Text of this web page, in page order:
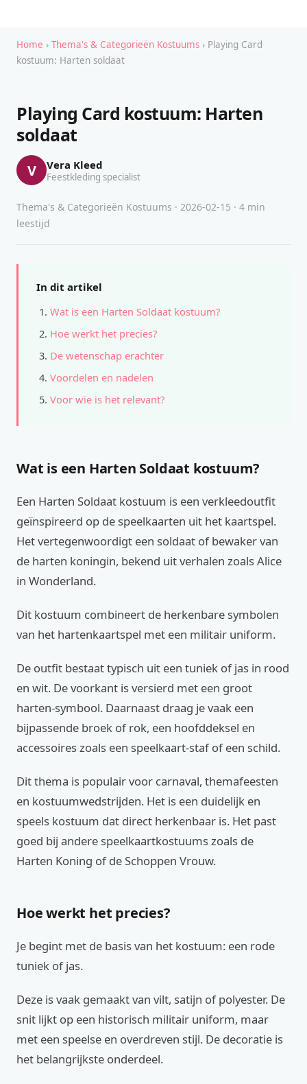
Home › Thema's & Categorieën Kostuums › Playing Card
kostuum: Harten soldaat
Playing Card kostuum: Harten
soldaat
V Vera Kleed
Feestkleding specialist
Thema's & Categorieën Kostuums · 2026-02-15 · 4 min
leestijd
In dit artikel
Wat is een Harten Soldaat kostuum?
Hoe werkt het precies?
De wetenschap erachter
Voordelen en nadelen
Voor wie is het relevant?
Wat is een Harten Soldaat kostuum?
Een Harten Soldaat kostuum is een verkleedoutfit
geïnspireerd op de speelkaarten uit het kaartspel.
Het vertegenwoordigt een soldaat of bewaker van
de harten koningin, bekend uit verhalen zoals Alice
in Wonderland.
Dit kostuum combineert de herkenbare symbolen
van het hartenkaartspel met een militair uniform.
De outfit bestaat typisch uit een tuniek of jas in rood
en wit. De voorkant is versierd met een groot
harten-symbool. Daarnaast draag je vaak een
bijpassende broek of rok, een hoofddeksel en
accessoires zoals een speelkaart-staf of een schild.
Dit thema is populair voor carnaval, themafeesten
en kostuumwedstrijden. Het is een duidelijk en
speels kostuum dat direct herkenbaar is. Het past
goed bij andere speelkaartkostuums zoals de
Harten Koning of de Schoppen Vrouw.
Hoe werkt het precies?
Je begint met de basis van het kostuum: een rode
tuniek of jas.
Deze is vaak gemaakt van vilt, satijn of polyester. De
snit lijkt op een historisch militair uniform, maar
met een speelse en overdreven stijl. De decoratie is
het belangrijkste onderdeel.